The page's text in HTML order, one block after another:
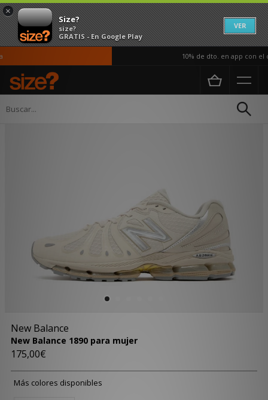
×
Size?
size?
GRATIS - En Google Play
VER
10% de dto. en app con el
Página principal
New Balance
New Balance 1890 para mujer
175,00€
Más colores disponibles